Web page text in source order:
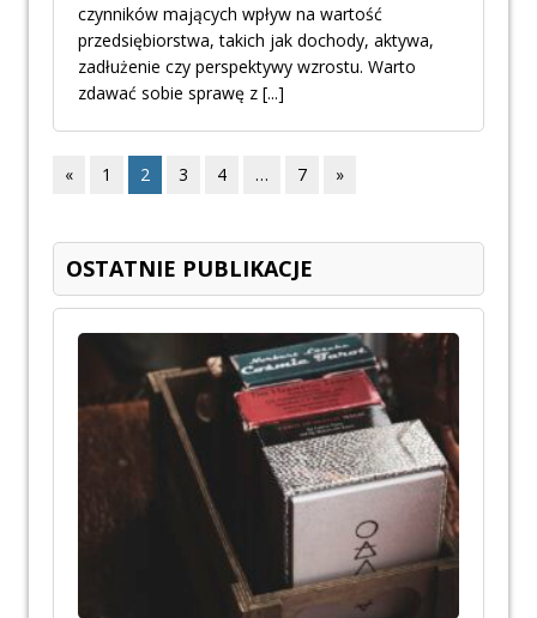
czynników mających wpływ na wartość
przedsiębiorstwa, takich jak dochody, aktywa,
zadłużenie czy perspektywy wzrostu. Warto
zdawać sobie sprawę z [...]
« 1 2 3 4 … 7 »
OSTATNIE PUBLIKACJE